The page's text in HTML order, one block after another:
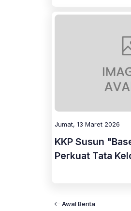
Jumat, 13 Maret 2026
KKP Susun
Perkuat Tata
Awal Berita